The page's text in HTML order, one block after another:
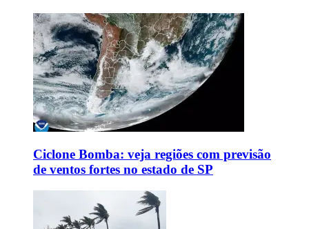
Ciclone Bomba: veja regiões com previsão
de ventos fortes no estado de SP